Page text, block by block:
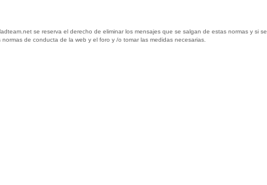
se reserva el derecho de eliminar los mensajes que se salgan de estas normas y si se
de conducta de la web y el foro y /o tomar las medidas necesarias.